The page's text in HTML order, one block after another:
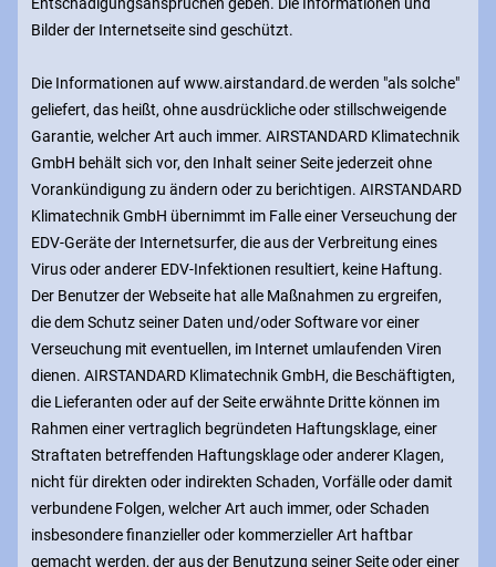
Entschädigungsansprüchen geben. Die Informationen und
Bilder der Internetseite sind geschützt.
Die Informationen auf www.airstandard.de werden "als solche"
geliefert, das heißt, ohne ausdrückliche oder stillschweigende
Garantie, welcher Art auch immer. AIRSTANDARD Klimatechnik
GmbH behält sich vor, den Inhalt seiner Seite jederzeit ohne
Vorankündigung zu ändern oder zu berichtigen. AIRSTANDARD
Klimatechnik GmbH übernimmt im Falle einer Verseuchung der
EDV-Geräte der Internetsurfer, die aus der Verbreitung eines
Virus oder anderer EDV-Infektionen resultiert, keine Haftung.
Der Benutzer der Webseite hat alle Maßnahmen zu ergreifen,
die dem Schutz seiner Daten und/oder Software vor einer
Verseuchung mit eventuellen, im Internet umlaufenden Viren
dienen. AIRSTANDARD Klimatechnik GmbH, die Beschäftigten,
die Lieferanten oder auf der Seite erwähnte Dritte können im
Rahmen einer vertraglich begründeten Haftungsklage, einer
Straftaten betreffenden Haftungsklage oder anderer Klagen,
nicht für direkten oder indirekten Schaden, Vorfälle oder damit
verbundene Folgen, welcher Art auch immer, oder Schaden
insbesondere finanzieller oder kommerzieller Art haftbar
gemacht werden, der aus der Benutzung seiner Seite oder einer